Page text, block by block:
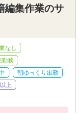
集作業のサ
なし
勤務
朝ゆっくり出勤
上